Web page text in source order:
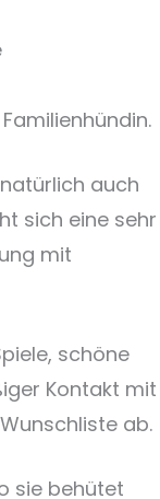
auch
sich eine sehr
mit
schöne
Kontakt mit
ab.
sie behütet